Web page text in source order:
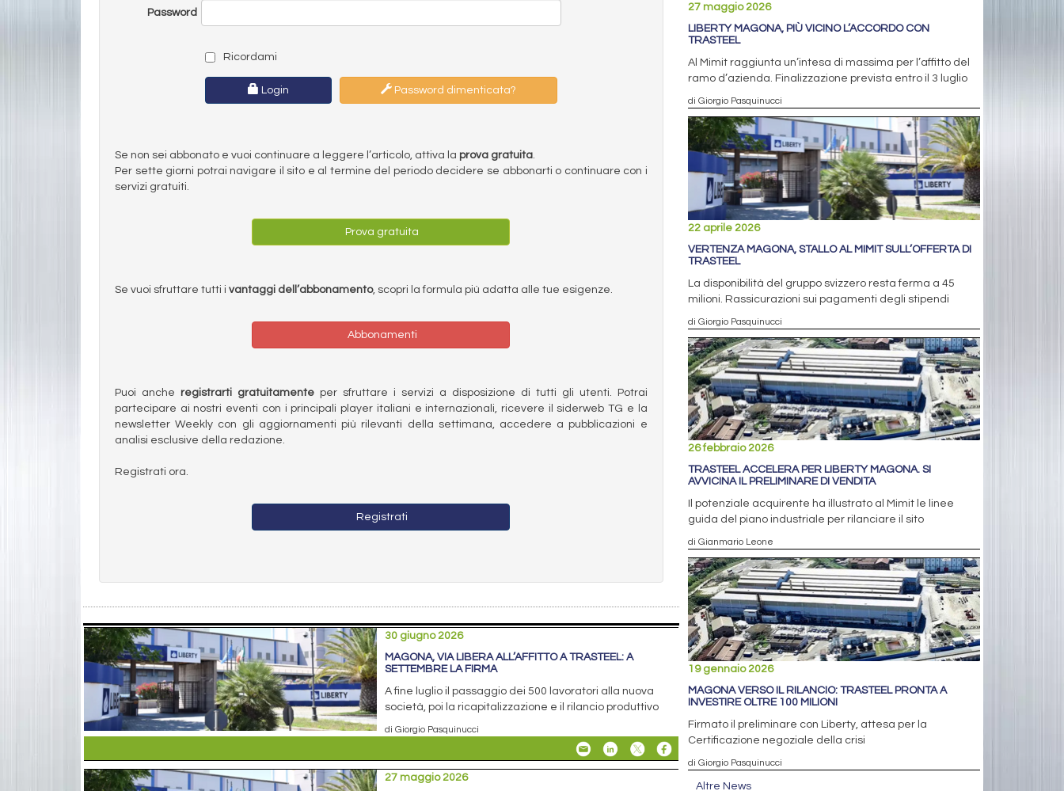
Password
Ricordami
Login Password dimenticata?
Se non sei abbonato e vuoi continuare a leggere l’articolo, attiva la prova gratuita.
Per sette giorni potrai navigare il sito e al termine del periodo decidere se abbonarti o continuare con i
servizi gratuiti.
Prova gratuita
Se vuoi sfruttare tutti i vantaggi dell’abbonamento, scopri la formula più adatta alle tue esigenze.
Abbonamenti
Puoi anche registrarti gratuitamenteper sfruttare i servizi a disposizione di tutti gli utenti. Potrai
partecipare ai nostri eventi con i principali player italiani e internazionali, ricevere il siderweb TG e la
newsletter Weekly con gli aggiornamenti più rilevanti della settimana, accedere a pubblicazioni e
analisi esclusive della redazione.
Registrati ora.
Registrati
30 giugno 2026
MAGONA, VIA LIBERA ALL’AFFITTO A TRASTEEL: A
SETTEMBRE LA FIRMA
A fine luglio il passaggio dei 500 lavoratori alla nuova
società, poi la ricapitalizzazione e il rilancio produttivo
di Giorgio Pasquinucci
27 maggio 2026
27 maggio 2026
LIBERTY MAGONA, PIÙ VICINO L’ACCORDO CON
TRASTEEL
Al Mimit raggiunta un’intesa di massima per l’affitto del
ramo d’azienda. Finalizzazione prevista entro il 3 luglio
di Giorgio Pasquinucci
22 aprile 2026
VERTENZA MAGONA, STALLO AL MIMIT SULL’OFFERTA DI
TRASTEEL
La disponibilità del gruppo svizzero resta ferma a 45
milioni. Rassicurazioni sui pagamenti degli stipendi
di Giorgio Pasquinucci
26 febbraio 2026
TRASTEEL ACCELERA PER LIBERTY MAGONA. SI
AVVICINA IL PRELIMINARE DI VENDITA
Il potenziale acquirente ha illustrato al Mimit le linee
guida del piano industriale per rilanciare il sito
di Gianmario Leone
19 gennaio 2026
MAGONA VERSO IL RILANCIO: TRASTEEL PRONTA A
INVESTIRE OLTRE 100 MILIONI
Firmato il preliminare con Liberty, attesa per la
Certificazione negoziale della crisi
di Giorgio Pasquinucci
Altre News